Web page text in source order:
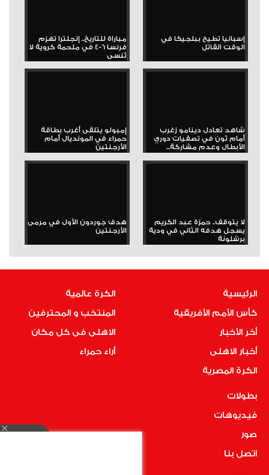
إسبانيا تطيح ببلجيكا في
الوقت القاتل
مباراة للتاريخ.. إنجلترا تهزم
فرنسا 6-4 في ملحمة كروية لا
تُنسى
شاهد تعادل دينامو زغرب
أمام ثون في تصفيات دوري
الأبطال وعدم مشاركة...
إمبولو يتلقى أغرب بطاقة
حمراء في المونديال أمام
الأرجنتين
لا يتوقف.. حمزة عبد الكريم
يسجل هدفه الثاني في ودية
برشلونة
هدف جوردون الأول في مرمى
الأرجنتين
الرئيسية
كأس الأمم الأفريقية
أخر الأخبار
أخبار الاهلى
الكرة المصرية
الكرة عالمية
المنتخب و المحترفين
الاهلى فى كل مكان
أراء حمراء
بطولات
فيديوهات
صور
اتصل بنا